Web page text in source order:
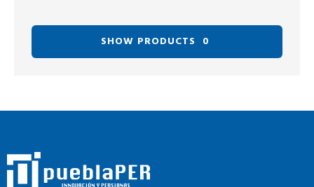
SHOW PRODUCTS 0